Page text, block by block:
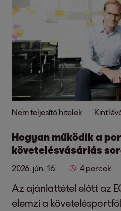
Nem teljesítő hitelek
Hogyan működik a
követelésvásárlás
2026. jún. 16. 4 percek
Az ajánlattétel előtt az
elemzi a